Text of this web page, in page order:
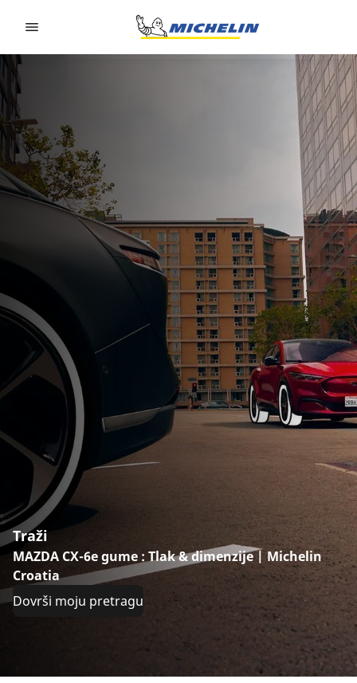
Traži
MAZDA CX-6e gume : Tlak & dimenzije | Michelin
Croatia
Dovrši moju pretragu